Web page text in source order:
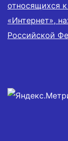
относящихся
«Интернет»,
Российской